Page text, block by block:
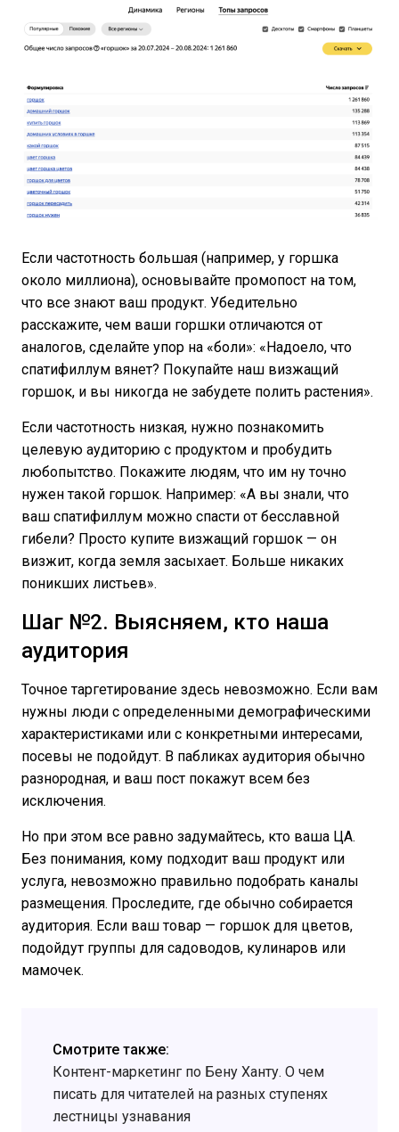
Если частотность большая (например, у горшка
около миллиона), основывайте промопост на том,
что все знают ваш продукт. Убедительно
расскажите, чем ваши горшки отличаются от
аналогов, сделайте упор на «боли»: «Надоело, что
спатифиллум вянет? Покупайте наш визжащий
горшок, и вы никогда не забудете полить растения».
Если частотность низкая, нужно познакомить
целевую аудиторию с продуктом и пробудить
любопытство. Покажите людям, что им ну точно
нужен такой горшок. Например: «А вы знали, что
ваш спатифиллум можно спасти от бесславной
гибели? Просто купите визжащий горшок — он
визжит, когда земля засыхает. Больше никаких
поникших листьев».
Шаг №2. Выясняем, кто наша
аудитория
Точное таргетирование здесь невозможно. Если вам
нужны люди с определенными демографическими
характеристиками или с конкретными интересами,
посевы не подойдут. В пабликах аудитория обычно
разнородная, и ваш пост покажут всем без
исключения.
Но при этом все равно задумайтесь, кто ваша ЦА.
Без понимания, кому подходит ваш продукт или
услуга, невозможно правильно подобрать каналы
размещения. Проследите, где обычно собирается
аудитория. Если ваш товар — горшок для цветов,
подойдут группы для садоводов, кулинаров или
мамочек.
Смотрите также:
Контент-маркетинг по Бену Ханту. О чем
писать для читателей на разных ступенях
лестницы узнавания